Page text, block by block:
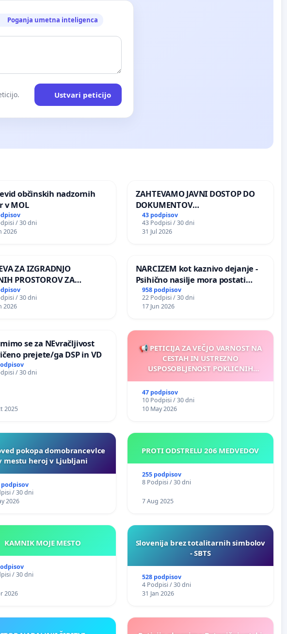
Poganja umetna inteligenca
Ustvari peticijo
občinskih nadzornih
v MOL
/ 30 dni
2026
ZAHTEVAMO JAVNI DOSTOP DO
DOKUMENTOV
PARLAMENTARNIH
PREISKOVALNIH KOMISIJ O
ILEGALNI TRGOVINI Z OROŽJEM
43 podpisov
43 Podpisi / 30 dni
31 Jul 2026
ZA IZGRADNJO
PROSTOROV ZA
KRAJEVNE
PRESTRANEK
/ 30 dni
2026
NARCIZEM kot kaznivo dejanje -
Psihično nasilje mora postati
enako prepoznano kot fizično
nasilje
958 podpisov
22 Podpisi / 30 dni
17 Jun 2026
se za NEvračljivost
prejete/ga DSP in VD
/ 30 dni
2025
📢 PETICIJA ZA VEČJO VARNOST NA
CESTAH IN USTREZNO
USPOSOBLJENOST POKLICNIH
47 podpisov
10 Podpisi / 30 dni
10 May 2026
pokopa domobrancevlce
mestu heroj v Ljubljani
podpisov
/ 30 dni
2026
PROTI ODSTRELU 206 MEDVEDOV
255 podpisov
8 Podpisi / 30 dni
7 Aug 2025
KAMNIK MOJE MESTO
/ 30 dni
2026
Slovenija brez totalitarnih simbolov
- SBTS
528 podpisov
4 Podpisi / 30 dni
31 Jan 2026